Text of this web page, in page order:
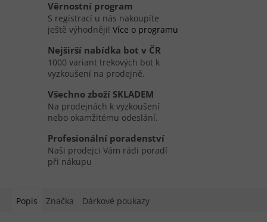
Věrnostní program
S registrací u nás nakoupíte
ještě výhodněji! Více o programu
Nejširší nabídka bot v ČR
1000 variant trekových bot k
vyzkoušení na prodejně.
Všechno zboží SKLADEM
Na prodejnách k vyzkoušení
nebo okamžitému odeslání.
Profesionální poradenství
Naši prodejci Vám rádi poradí
při nákupu
Popis Značka Dárkové poukazy